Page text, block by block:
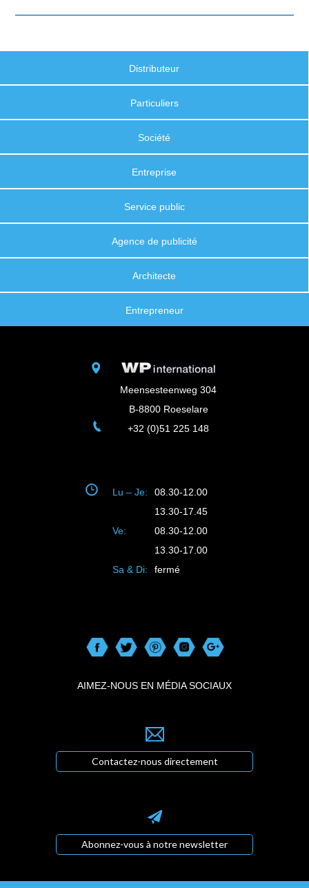
Distributeur
Particuliers
Société
Entreprise
Service public
Agence de publicité
Architecte
Entrepreneur
Meensesteenweg 304
B-8800 Roeselare
+32 (0)51 225 148
Lu – Je:
08.30-12.00
13.30-17.45
Ve:
08.30-12.00
13.30-17.00
Sa & Di:
fermé
AIMEZ-NOUS EN MÉDIA SOCIAUX
Contactez-nous directement
Abonnez-vous à notre newsletter